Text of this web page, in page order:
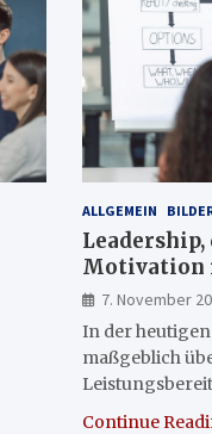
ALLGEMEIN
Motivation
7. November
In der
maßgeblich
Continue